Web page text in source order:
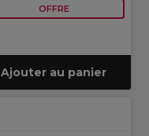
OFFRE
Ajouter au panier